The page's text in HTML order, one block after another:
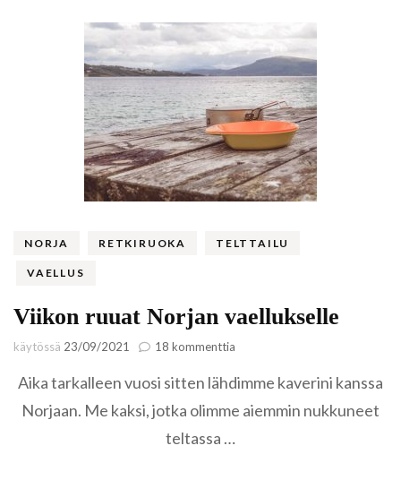
NORJA RETKIRUOKA TELTTAILU
VAELLUS
Viikon ruuat Norjan vaellukselle
käytössä 23/09/2021 18 kommenttia
ruuat
vaellukselle
Aika tarkalleen vuosi sitten lähdimme kaverini kanssa
Norjaan. Me kaksi, jotka olimme aiemmin nukkuneet
teltassa …